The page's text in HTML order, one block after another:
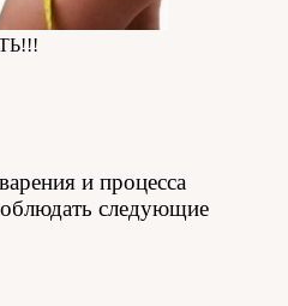
и процесса
следующие